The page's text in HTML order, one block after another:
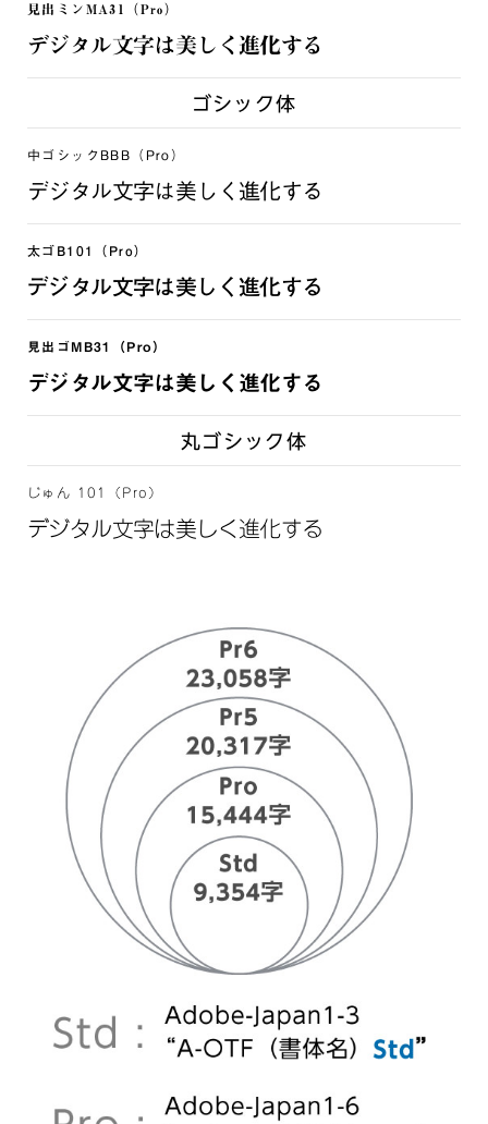
見出ミンMA31（Pro）
デジタル文字は美しく進化する
ゴシック体
中ゴシックBBB（Pro）
デジタル文字は美しく進化する
太ゴB101（Pro）
デジタル文字は美しく進化する
見出ゴMB31（Pro）
デジタル文字は美しく進化する
丸ゴシック体
じゅん 101（Pro）
デジタル文字は美しく進化する